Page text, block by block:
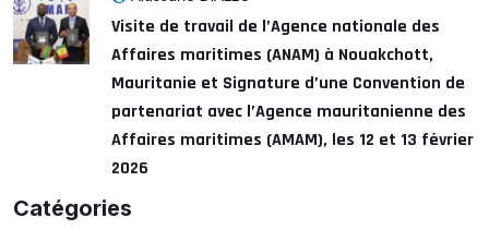
Visite de travail de l’Agence nationale des
Affaires maritimes (ANAM) à Nouakchott,
Mauritanie et Signature d’une Convention de
partenariat avec l’Agence mauritanienne des
Affaires maritimes (AMAM), les 12 et 13 février
2026
Catégories